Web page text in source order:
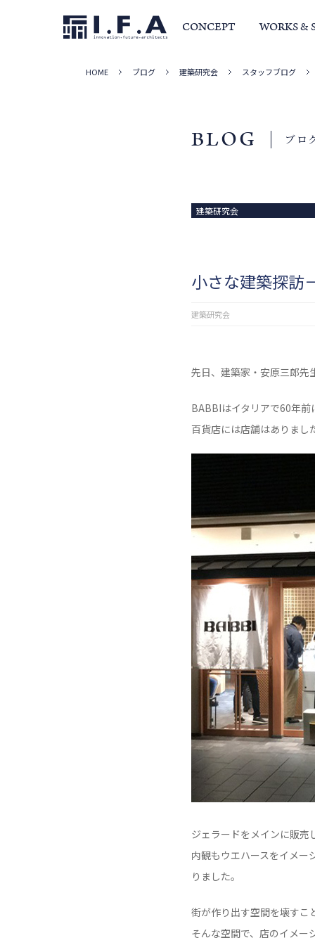
CONCEPT WORKS &
事例集
サービス・家づくりの流れ 室長か
HOME ブログ 建築研究会 スタッフブログ
BLOG ブロ
建築研究会
小さな建築探訪
建築研究会
先日、建築家・安原三郎先
BABBIはイタリアで60年
百貨店には店舗はありまし
ジェラードをメインに販売
内観もウエハースをイメー
りました。
街が作り出す空間を壊すこ
そんな空間で、店のイメー